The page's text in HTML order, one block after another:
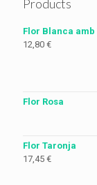
Products
Flor Blanca amb
12,80 €
Flor Rosa
Flor Taronja
17,45 €